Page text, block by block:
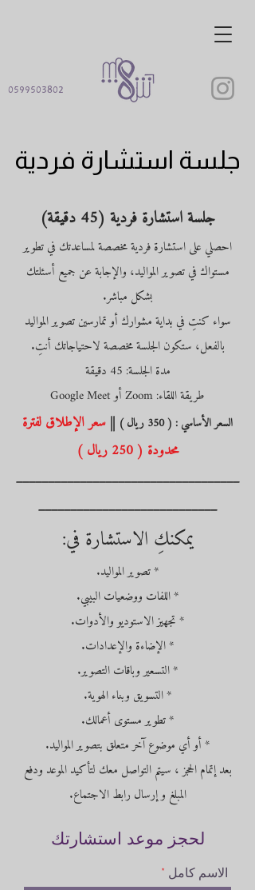
0599503802
جلسة استشارة فردية
جلسة استشارة فردية
جلسة استشارة فردية (45 دقيقة)
احصلي على استشارة فردية مخصصة لمساعدتك في تطوير
مستواك في تصوير المواليد، والإجابة عن جميع أسئلتك
بشكل مباشر.
سواء كنتِ في بداية مشوارك أو تمارسين تصوير المواليد
بالفعل، ستكون الجلسة مخصصة لاحتياجاتك أنتِ.
مدة الجلسة: 45 دقيقة
طريقة اللقاء: Zoom أو Google Meet
السعر الأساسي : ( 350 ريال ) ||سعر الإطلاق لفترة
محدودة ( 250 ريال )
___________________________________
____________________________
يمكنكِ الاستشارة في:
* تصوير المواليد.
* اللفات ووضعيات البيبي.
* تجهيز الاستوديو والأدوات.
* الإضاءة والإعدادات.
* التسعير وباقات التصوير.
* التسويق وبناء الهوية.
* تطوير مستوى أعمالك.
* أو أي موضوع آخر متعلق بتصوير المواليد.
بعد إتمام الحجز ، سيتم التواصل معك لتأكيد الموعد ودفع
المبلغ و إرسال رابط الاجتماع.
لحجز موعد استشارتك
الاسم كامل